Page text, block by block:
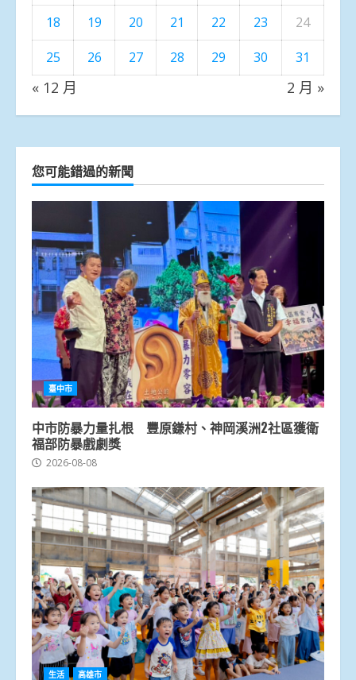
18
19 20 21 22 23
24
25
26 27 28 29 30 31
« 12 月 2 月 »
您可能錯過的新聞
臺中市
中市防暴力量扎根 豐原鎌村、神岡溪洲2社區獲衛
福部防暴戲劇獎
2026-08-08
生活 高雄市